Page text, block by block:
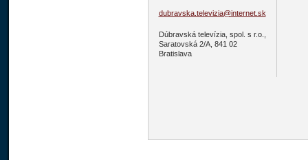
dubravska.televizia@internet.sk
Dúbravská televízia, spol. s r.o.,
Saratovská 2/A, 841 02
Bratislava